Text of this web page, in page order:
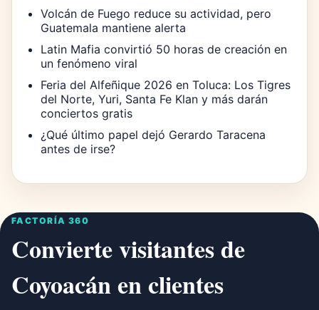
Volcán de Fuego reduce su actividad, pero
Guatemala mantiene alerta
Latin Mafia convirtió 50 horas de creación en
un fenómeno viral
Feria del Alfeñique 2026 en Toluca: Los Tigres
del Norte, Yuri, Santa Fe Klan y más darán
conciertos gratis
¿Qué último papel dejó Gerardo Taracena
antes de irse?
FACTORÍA 360
Convierte visitantes de
Coyoacán en clientes